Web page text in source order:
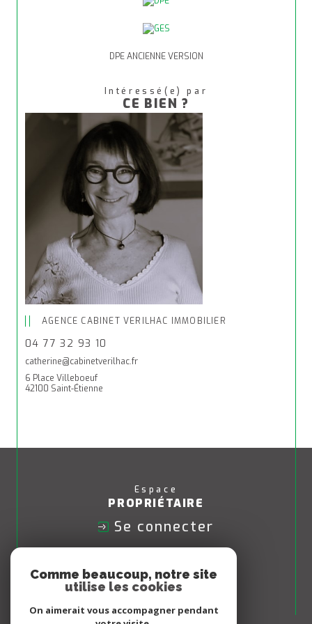
DPE ANCIENNE VERSION
Intéressé(e) par
CE BIEN ?
AGENCE CABINET VERILHAC IMMOBILIER
04 77 32 93 10
catherine@cabinetverilhac.fr
6 Place Villeboeuf
42100 Saint-Étienne
Espace
PROPRIÉTAIRE
Se connecter
ADHÉRONS
Comme beaucoup, notre site
utilise les cookies
On aimerait vous accompagner pendant